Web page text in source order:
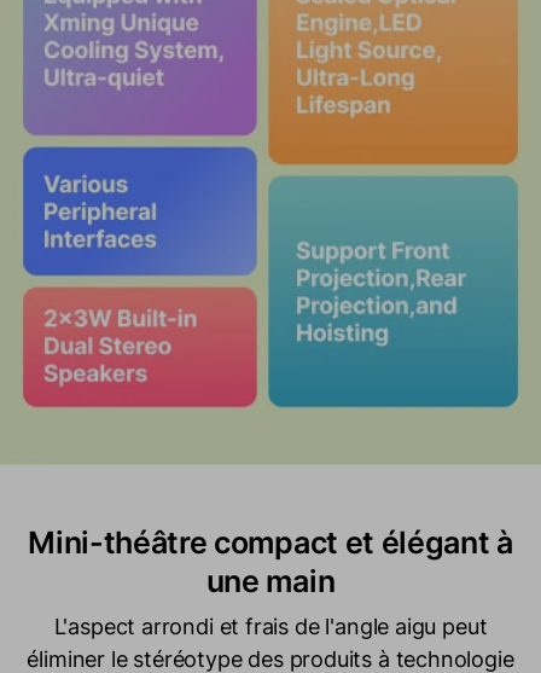
Mini-théâtre compact et élégant à
une main
L'aspect arrondi et frais de l'angle aigu peut
éliminer le stéréotype des produits à technologie